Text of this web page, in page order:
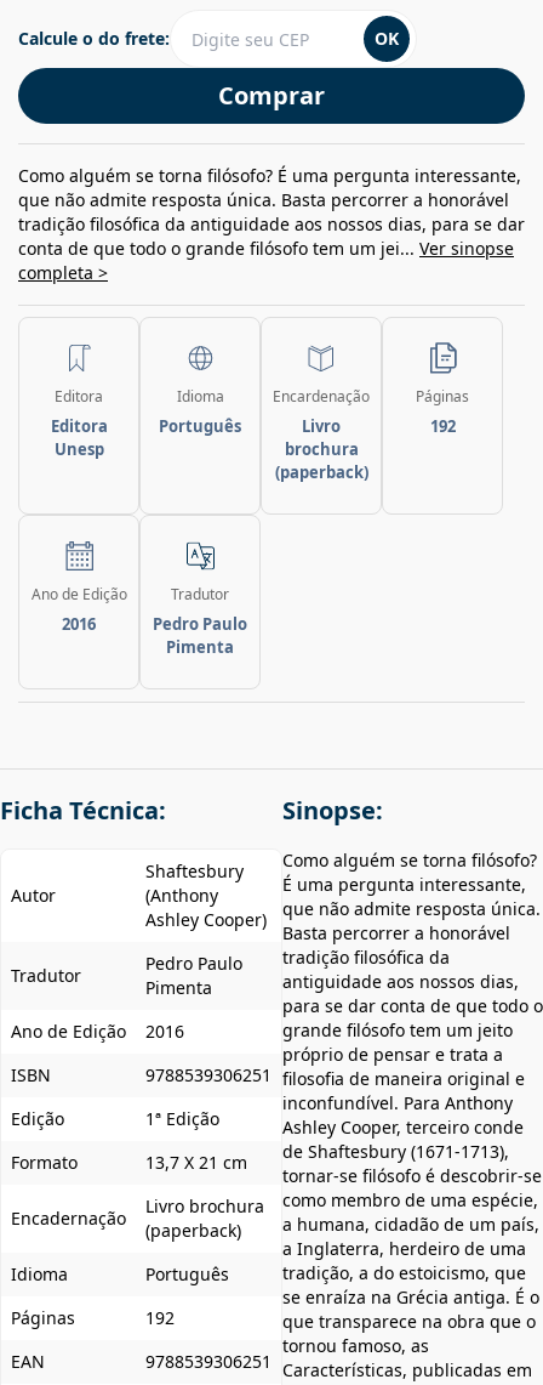
Comprar
Calcule o do frete: OK
Como alguém se torna filósofo? É uma pergunta interessante,
que não admite resposta única. Basta percorrer a honorável
tradição filosófica da antiguidade aos nossos dias, para se dar
conta de que todo o grande filósofo tem um jei... Ver sinopse
completa >
Editora
Editora
Unesp
Idioma
Português
Encardenação
Livro
brochura
(paperback)
Páginas
192
Ano de Edição
2016
Tradutor
Pedro Paulo
Pimenta
Ficha Técnica:
Autor
Shaftesbury
(Anthony
Ashley Cooper)
Tradutor
Pedro Paulo
Pimenta
Ano de Edição
2016
ISBN
9788539306251
Edição
1ª Edição
Formato
13,7 X 21 cm
Encadernação
Livro brochura
(paperback)
Idioma
Português
Páginas
192
EAN
9788539306251
Sinopse:
Como alguém se torna filósofo?
É uma pergunta interessante,
que não admite resposta única.
Basta percorrer a honorável
tradição filosófica da
antiguidade aos nossos dias,
para se dar conta de que todo o
grande filósofo tem um jeito
próprio de pensar e trata a
filosofia de maneira original e
inconfundível. Para Anthony
Ashley Cooper, terceiro conde
de Shaftesbury (1671-1713),
tornar-se filósofo é descobrir-se
como membro de uma espécie,
a humana, cidadão de um país,
a Inglaterra, herdeiro de uma
tradição, a do estoicismo, que
se enraíza na Grécia antiga. É o
que transparece na obra que o
tornou famoso, as
Características, publicadas em